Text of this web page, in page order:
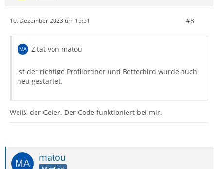
10. Dezember 2023 um 15:51 #8
Zitat von matou
ist der richtige Profilordner und Betterbird wurde auch
neu gestartet.
Weiß, der Geier. Der Code funktioniert bei mir.
matou